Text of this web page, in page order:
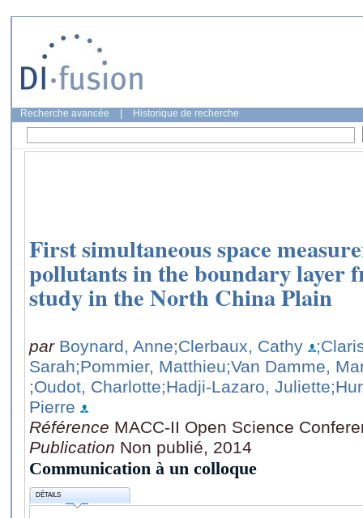
Recherche avancée Historique de recherche
First simultaneous space
pollutants in the boundary layer
study in the North China Plain
par Boynard, Anne;Clerbaux, Cathy
Sarah;Pommier, Matthieu;Van Damme,
;Oudot, Charlotte;Hadji-Lazaro, Juliette
Pierre
Référence MACC-II Open Science
Publication Non publié, 2014
Communication à un colloque
DÉTAILS